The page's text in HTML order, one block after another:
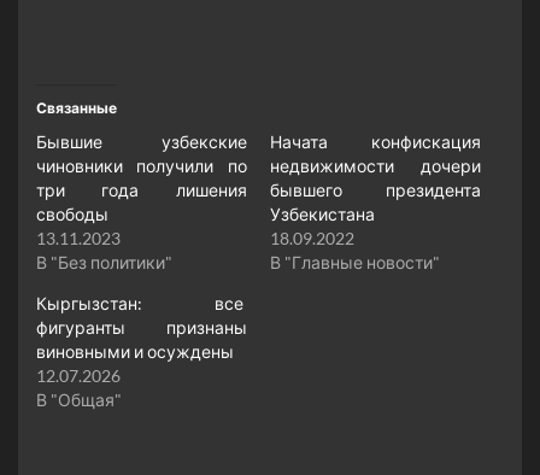
Связанные
Бывшие узбекские
чиновники получили по
три года лишения
свободы
13.11.2023
В "Без политики"
Начата конфискация
недвижимости дочери
бывшего президента
Узбекистана
18.09.2022
В "Главные новости"
Кыргызстан: все
фигуранты признаны
виновными и осуждены
12.07.2026
В "Общая"